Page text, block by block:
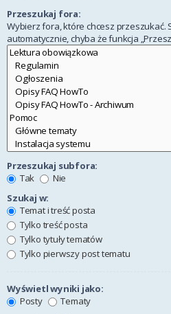
Przeszukaj fora:
Wybierz fora, które chcesz
automatycznie, chyba że funkcja
Przeszukaj subfora:
Tak
Nie
Szukaj w:
Temat i treść posta
Tylko treść posta
Tylko tytuły tematów
Tylko pierwszy post tematu
Wyświetl wyniki jako:
Posty
Tematy